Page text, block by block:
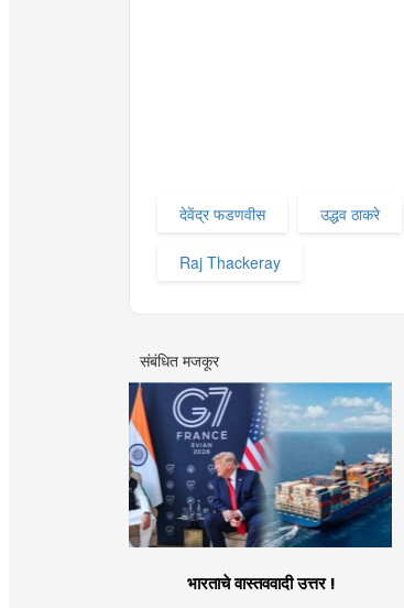
देवेंद्र फडणवीस उद्धव ठाकरे
Raj Thackeray
संबंधित मजकूर
भारताचे वास्तववादी उत्तर !